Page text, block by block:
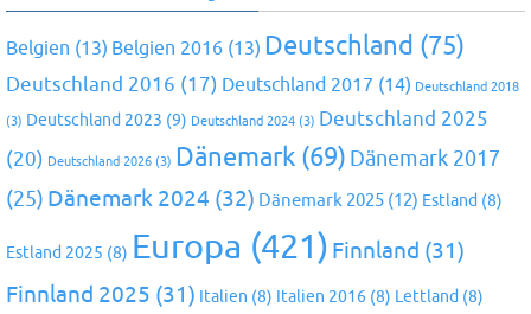
Belgien (13) Belgien 2016 (13) Deutschland (75)
Deutschland 2016 (17) Deutschland 2017 (14) Deutschland 2018
(3) Deutschland 2023 (9) Deutschland 2024 (3) Deutschland 2025
(20) Deutschland 2026 (3) Dänemark (69) Dänemark 2017
(25) Dänemark 2024 (32) Dänemark 2025 (12) Estland (8)
Estland 2025 (8) Europa (421) Finnland (31)
Finnland 2025 (31) Italien (8) Italien 2016 (8) Lettland (8)